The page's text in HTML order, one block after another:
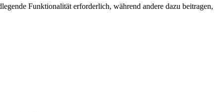
Funktionalität erforderlich, während andere dazu beitragen,